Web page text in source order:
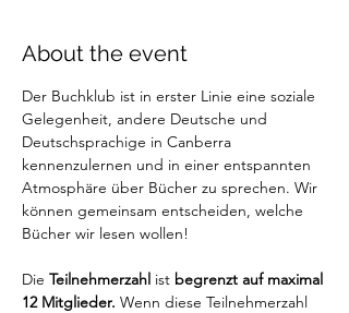
About the event
Der Buchklub ist in erster Linie eine soziale
Gelegenheit, andere Deutsche und
Deutschsprachige in Canberra
kennenzulernen und in einer entspannten
Atmosphäre über Bücher zu sprechen. Wir
können gemeinsam entscheiden, welche
Bücher wir lesen wollen!
Die Teilnehmerzahl ist begrenzt auf maximal
12 Mitglieder. Wenn diese Teilnehmerzahl